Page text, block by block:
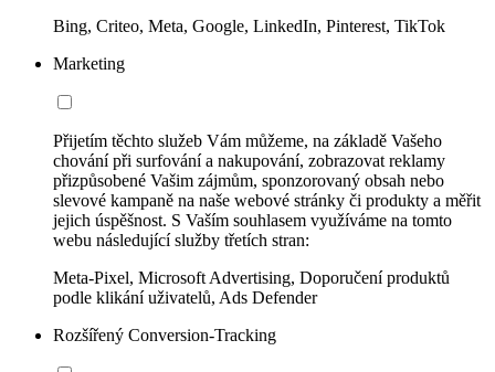
Bing, Criteo, Meta, Google, LinkedIn, Pinterest, TikTok
Marketing
Přijetím těchto služeb Vám můžeme, na základě Vašeho
chování při surfování a nakupování, zobrazovat reklamy
přizpůsobené Vašim zájmům, sponzorovaný obsah nebo
slevové kampaně na naše webové stránky či produkty a měřit
jejich úspěšnost. S Vaším souhlasem využíváme na tomto
webu následující služby třetích stran:
Meta-Pixel, Microsoft Advertising, Doporučení produktů
podle klikání uživatelů, Ads Defender
Rozšířený Conversion-Tracking